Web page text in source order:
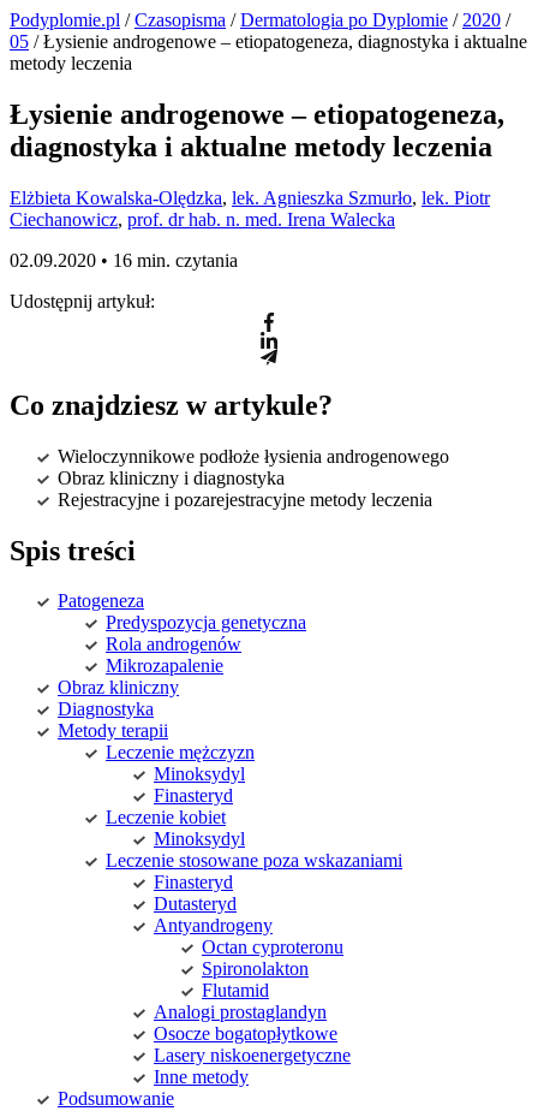
Podyplomie.pl /Czasopisma /Dermatologia po Dyplomie / 2020 /
05 / Łysienie androgenowe – etiopatogeneza, diagnostyka i aktualne
metody leczenia
Łysienie androgenowe – etiopatogeneza,
diagnostyka i aktualne metody leczenia
Elżbieta Kowalska-Olędzka, lek. Agnieszka Szmurło, lek. Piotr
Ciechanowicz, prof. dr hab. n. med. Irena Walecka
02.09.2020 • 16 min. czytania
Udostępnij artykuł:
Co znajdziesz w artykule?
Wieloczynnikowe podłoże łysienia androgenowego
Obraz kliniczny i diagnostyka
Rejestracyjne i pozarejestracyjne metody leczenia
Spis treści
Patogeneza
Predyspozycja genetyczna
Rola androgenów
Mikrozapalenie
Obraz kliniczny
Diagnostyka
Metody terapii
Leczenie mężczyzn
Minoksydyl
Finasteryd
Leczenie kobiet
Minoksydyl
Leczenie stosowane poza wskazaniami
Finasteryd
Dutasteryd
Antyandrogeny
Octan cyproteronu
Spironolakton
Flutamid
Analogi prostaglandyn
Osocze bogatopłytkowe
Lasery niskoenergetyczne
Inne metody
Podsumowanie